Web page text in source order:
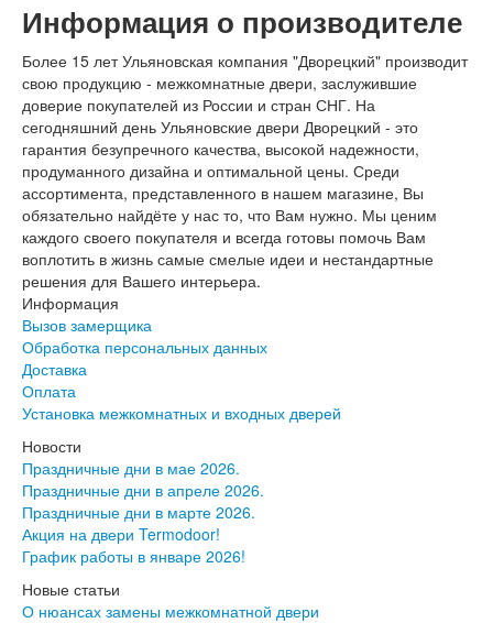
Неоклассика Про
Тренд
Двери ВанМарк
Шпон текстурированный
Эмалекс
Серия София
Эмаль
Серия Дебют
Серия Нео
Серия Симпл
Серия Синди
Серия Скай
Двери Верда
Коллекция дверей Элеганс
Коллекция дверей Лофт
Коллекция дверей Некст
Коллекция дверей Техно
Эмаль Верда
Двери Дворецкий
Шпон Дворецкий
Двери Про
Информация о производителе
Более 15 лет Ульяновская компания "Дворецкий" производит
свою продукцию - межкомнатные двери, заслужившие
доверие покупателей из России и стран СНГ. На
сегодняшний день Ульяновские двери Дворецкий - это
гарантия безупречного качества, высокой надежности,
продуманного дизайна и оптимальной цены. Среди
ассортимента, представленного в нашем магазине, Вы
обязательно найдёте у нас то, что Вам нужно. Мы ценим
каждого своего покупателя и всегда готовы помочь Вам
воплотить в жизнь самые смелые идеи и нестандартные
решения для Вашего интерьера.
Информация
Вызов замерщика
Обработка персональных данных
Доставка
Оплата
Установка межкомнатных и входных дверей
Новости
Праздничные дни в мае 2026.
Праздничные дни в апреле 2026.
Праздничные дни в марте 2026.
Акция на двери Termodoor!
График работы в январе 2026!
Новые статьи
О нюансах замены межкомнатной двери